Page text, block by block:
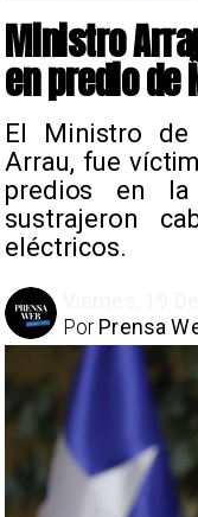
Ministro
en predio de
El Ministro de
Arrau, fue
predios en
sustrajeron
eléctricos.
Prensa
Por